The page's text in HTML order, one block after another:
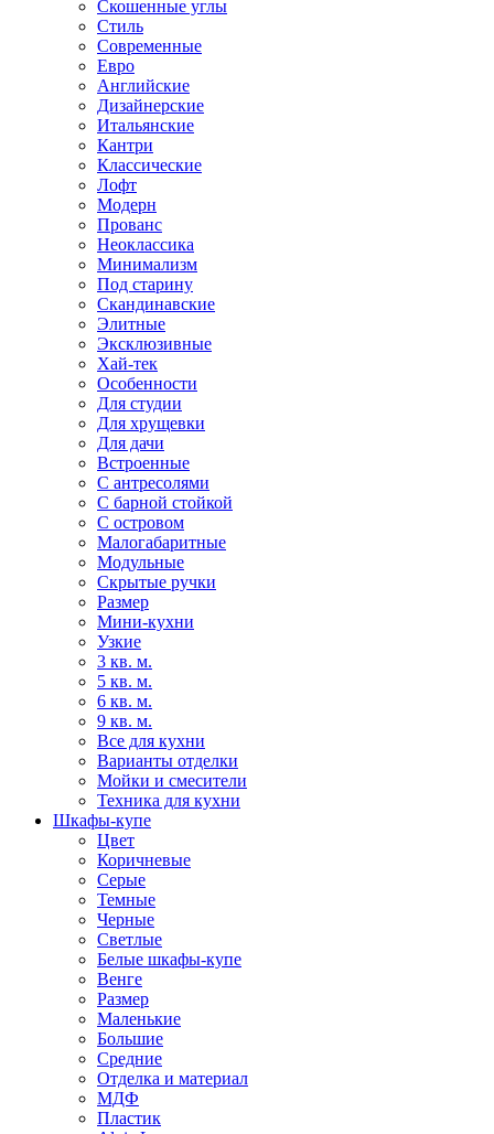
Скошенные углы
Стиль
Современные
Евро
Английские
Дизайнерские
Итальянские
Кантри
Классические
Лофт
Модерн
Прованс
Неоклассика
Минимализм
Под старину
Скандинавские
Элитные
Эксклюзивные
Хай-тек
Особенности
Для студии
Для хрущевки
Для дачи
Встроенные
С антресолями
С барной стойкой
С островом
Малогабаритные
Модульные
Скрытые ручки
Размер
Мини-кухни
Узкие
3 кв. м.
5 кв. м.
6 кв. м.
9 кв. м.
Все для кухни
Варианты отделки
Мойки и смесители
Техника для кухни
Шкафы-купе
Цвет
Коричневые
Серые
Темные
Черные
Светлые
Белые шкафы-купе
Венге
Размер
Маленькие
Большие
Средние
Отделка и материал
МДФ
Пластик